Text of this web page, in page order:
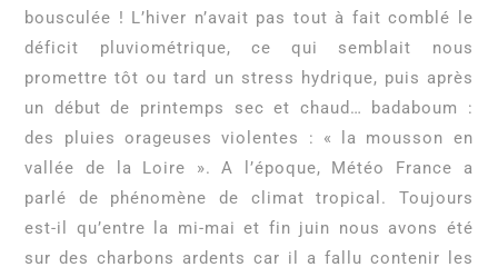
bousculée ! L’hiver n’avait pas tout à fait comblé le
déficit pluviométrique, ce qui semblait nous
promettre tôt ou tard un stress hydrique, puis après
un début de printemps sec et chaud… badaboum :
des pluies orageuses violentes : « la mousson en
vallée de la Loire ». A l’époque, Météo France a
parlé de phénomène de climat tropical. Toujours
est-il qu’entre la mi-mai et fin juin nous avons été
sur des charbons ardents car il a fallu contenir les